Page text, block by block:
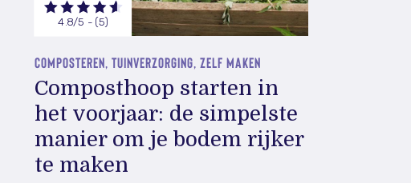
4.8/5 - (5)
COMPOSTEREN, TUINVERZORGING, ZELF MAKEN
Composthoop starten in
het voorjaar: de simpelste
manier om je bodem rijker
te maken